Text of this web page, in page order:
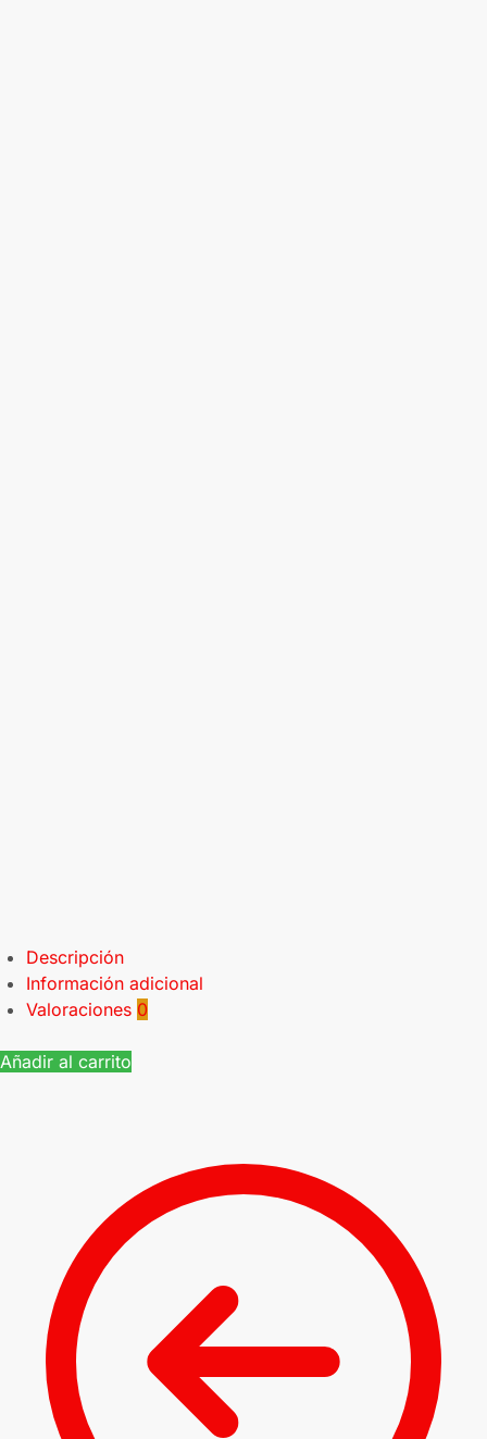
Descripción
Información adicional
Valoraciones 0
Añadir al carrito